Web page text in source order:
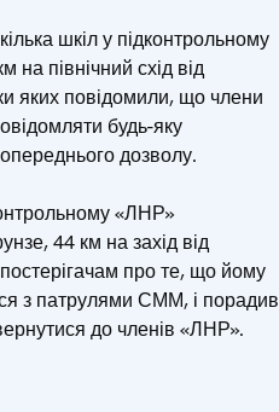
шкіл у підконтрольному
північний схід від
яких повідомили, що члени
будь-яку
дозволу.
«ЛНР»
44 км на захід від
про те, що йому
з патрулями СММ, і порадив
до членів «ЛНР».